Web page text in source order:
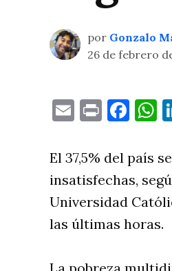
por Gonzalo
26 de febrero
EmailPrint
El 37,5% del país
insatisfechas,
Universidad
las últimas horas.